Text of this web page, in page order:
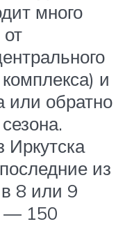
много
и
или обратно
из
8 или 9
— 150